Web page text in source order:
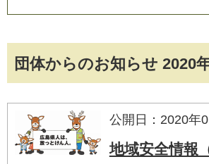
団体からのお知らせ 2020
公開日：2020年
地域安全情報